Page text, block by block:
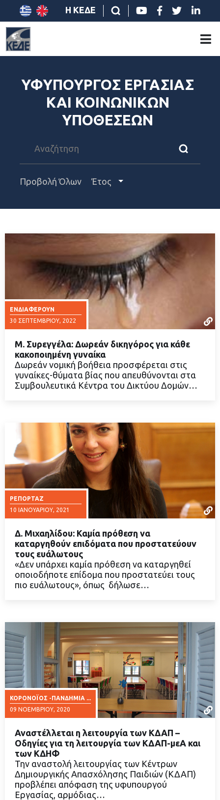
Η ΚΕΔΕ
ΥΦΥΠΟΥΡΓΟΣ ΕΡΓΑΣΙΑΣ
ΚΑΙ ΚΟΙΝΩΝΙΚΩΝ
ΥΠΟΘΕΣΕΩΝ
Προβολή Όλων Έτος
ΕΝΔΙΑΦΈΡΟΥΝ
30 ΣΕΠΤΕΜΒΡΊΟΥ, 2022
ΔΙΑΒΑΣΤΕ ΠΕΡΙΣΣΟΤΕΡΑ
Μ. Συρεγγέλα: Δωρεάν δικηγόρος για κάθε
κακοποιημένη γυναίκα
Δωρεάν νομική βοήθεια προσφέρεται στις
γυναίκες-θύματα βίας που απευθύνονται στα
Συμβουλευτικά Κέντρα του Δικτύου Δομών…
ΡΕΠΟΡΤΆΖ
10 ΙΑΝΟΥΑΡΊΟΥ, 2021
ΔΙΑΒΑΣΤΕ ΠΕΡΙΣΣΟΤΕΡΑ
Δ. Μιχαηλίδου: Καμία πρόθεση να
καταργηθούν επιδόματα που προστατεύουν
τους ευάλωτους
«Δεν υπάρχει καμία πρόθεση να καταργηθεί
οποιοδήποτε επίδομα που προστατεύει τους
πιο ευάλωτους», όπως δήλωσε…
ΚΟΡΟΝΟΪΟΣ -ΠΑΝΔΗΜΙΑ ...
09 ΝΟΕΜΒΡΊΟΥ, 2020
ΔΙΑΒΑΣΤΕ ΠΕΡΙΣΣΟΤΕΡΑ
Αναστέλλεται η λειτουργία των ΚΔΑΠ –
Οδηγίες για τη λειτουργία των ΚΔΑΠ-μεΑ και
των ΚΔΗΦ
Την αναστολή λειτουργίας των Κέντρων
Δημιουργικής Απασχόλησης Παιδιών (ΚΔΑΠ)
προβλέπει απόφαση της υφυπουργού
Εργασίας, αρμόδιας…